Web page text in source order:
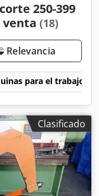
250-399
venta (18)
Relevancia
para el trabajo
Clasificado